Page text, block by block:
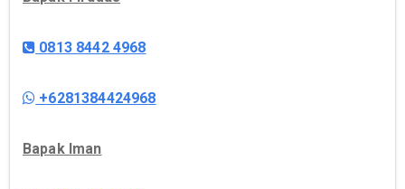
0813 8442 4968
+6281384424968
Bapak Iman